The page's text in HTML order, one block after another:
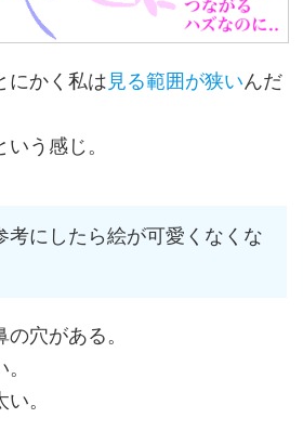
にかく私は見る範囲が狭いんだ
う感じ。
考にしたら絵が可愛くなくな
穴がある。
。